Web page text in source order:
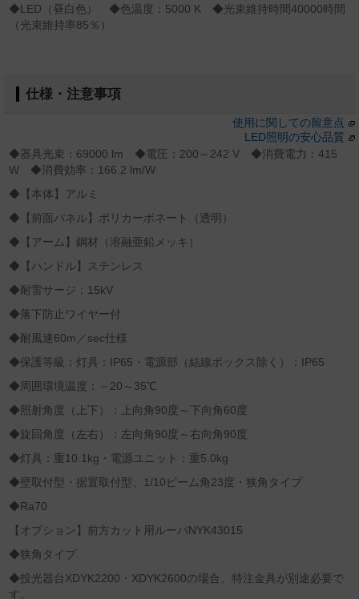
◆LED（昼白色） ◆色温度：5000 K ◆光束維持時間40000時間
（光束維持率85％）
仕様・注意事項
使用に関しての留意点
LED照明の安心品質
◆器具光束：69000 lm ◆電圧：200～242 V ◆消費電力：415
W ◆消費効率：166.2 lm/W
◆【本体】アルミ
◆【前面パネル】ポリカーボネート（透明）
◆【アーム】鋼材（溶融亜鉛メッキ）
◆【ハンドル】ステンレス
◆耐雷サージ：15kV
◆落下防止ワイヤー付
◆耐風速60m／sec仕様
◆保護等級：灯具：IP65・電源部（結線ボックス除く）：IP65
◆周囲環境温度：－20～35℃
◆照射角度（上下）：上向角90度～下向角60度
◆旋回角度（左右）：左向角90度～右向角90度
◆灯具：重10.1kg・電源ユニット：重5.0kg
◆壁取付型・据置取付型、1/10ビーム角23度・狭角タイプ
◆Ra70
【オプション】前方カット用ルーバNYK43015
◆狭角タイプ
◆投光器台XDYK2200・XDYK2600の場合、特注金具が別途必要で
す。